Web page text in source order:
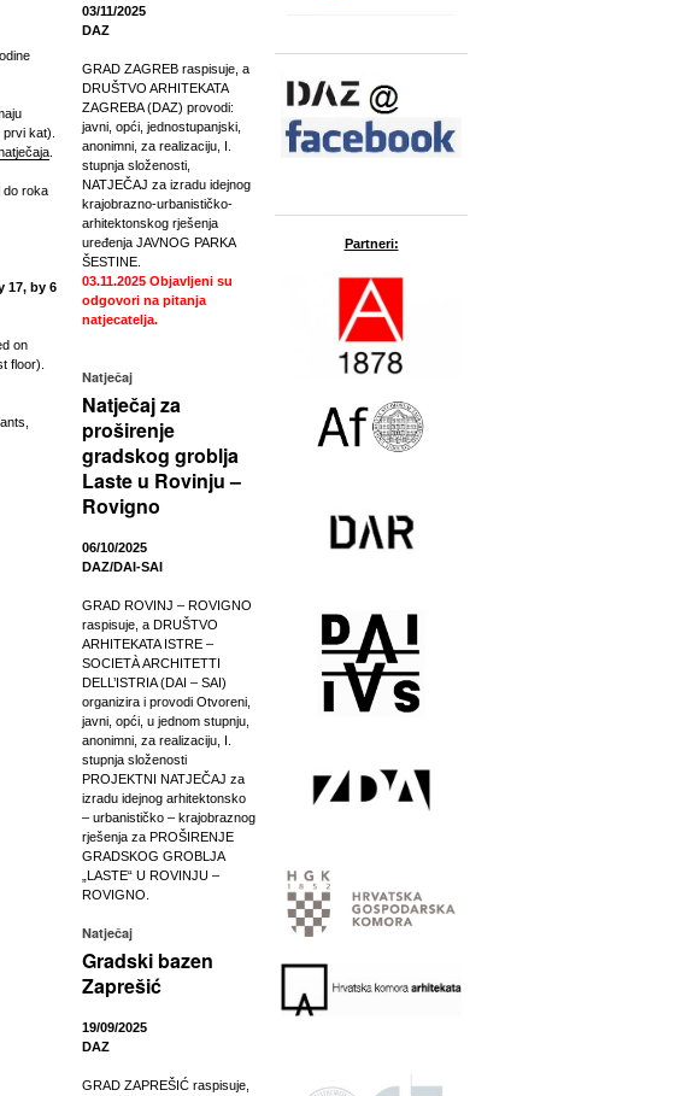
kat).
do roka
17, by 6
on
floor).
03/11/2025
DAZ
GRAD ZAGREB raspisuje, a
DRUŠTVO ARHITEKATA
ZAGREBA (DAZ) provodi:
javni, opći, jednostupanjski,
anonimni, za realizaciju, I.
stupnja složenosti,
NATJEČAJ za izradu idejnog
krajobrazno-urbanističko-
arhitektonskog rješenja
uređenja JAVNOG PARKA
ŠESTINE.
03.11.2025 Objavljeni su
odgovori na pitanja
natjecatelja.
Natječaj
Natječaj za
proširenje
gradskog groblja
Laste u Rovinju –
Rovigno
06/10/2025
DAZ/DAI-SAI
GRAD ROVINJ – ROVIGNO
raspisuje, a DRUŠTVO
ARHITEKATA ISTRE –
SOCIETÀ ARCHITETTI
DELL’ISTRIA (DAI – SAI)
organizira i provodi Otvoreni,
javni, opći, u jednom stupnju,
anonimni, za realizaciju, I.
stupnja složenosti
PROJEKTNI NATJEČAJ za
izradu idejnog arhitektonsko
– urbanističko – krajobraznog
rješenja za PROŠIRENJE
GRADSKOG GROBLJA
„LASTE“ U ROVINJU –
ROVIGNO.
Natječaj
Gradski bazen
Zaprešić
19/09/2025
DAZ
GRAD ZAPREŠIĆ raspisuje,
Partneri: